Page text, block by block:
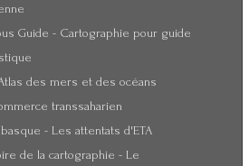
Guide - Cartographie pour guide
des mers et des océans
transsaharien
basque - Les attentats d'ETA
de la cartographie - Le